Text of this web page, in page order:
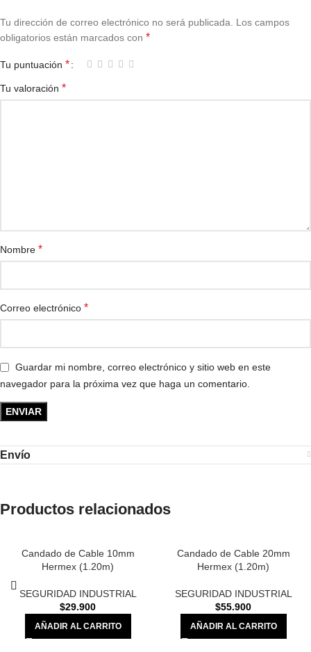
Tu dirección de correo electrónico no será publicada.
Los campos
obligatorios están marcados con *
Tu puntuación *
Tu valoración *
Nombre *
Correo electrónico *
Guardar mi nombre, correo electrónico y sitio web en este
navegador para la próxima vez que haga un comentario.
Envío
Productos relacionados
Candado de Cable 10mm
Hermex (1.20m)
SEGURIDAD INDUSTRIAL
$29.900
AÑADIR AL CARRITO
Candado de Cable 20mm
Hermex (1.20m)
SEGURIDAD INDUSTRIAL
$55.900
AÑADIR AL CARRITO